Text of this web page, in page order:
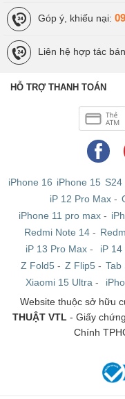
phát triển thêm
không dây Wifi, chụp
trải nghiệm và sử dụng.
Các thành
Hầu hết các loại
phần rõ ràng, hiểu
quả hơn:
- Thân máy: Bao bọc
nút bầm, màn hình,
- Ống kính: Thu thập
biến, tích hợp cơ chế
- Cảm biến: Chuyển
tạo ra hình ảnh kỹ
- Bộ xử lý hình ảnh:
tạo hình ảnh cuối
Góp ý, khiếu nại:
Liên hệ hợp tác
HỖ TRỢ THANH TOÁN
iPhone 16 iPhone 15 S24
iP 12 Pro Max-
iPhone 11 pro max-
Redmi Note 14 -
iP 13 Pro Max - iP 14
Z Fold5 - Z Flip5 - Tab
Xiaomi 15 Ultra -
Website thuộc sở hữu
THUẬT VTL - Giấy
Chính